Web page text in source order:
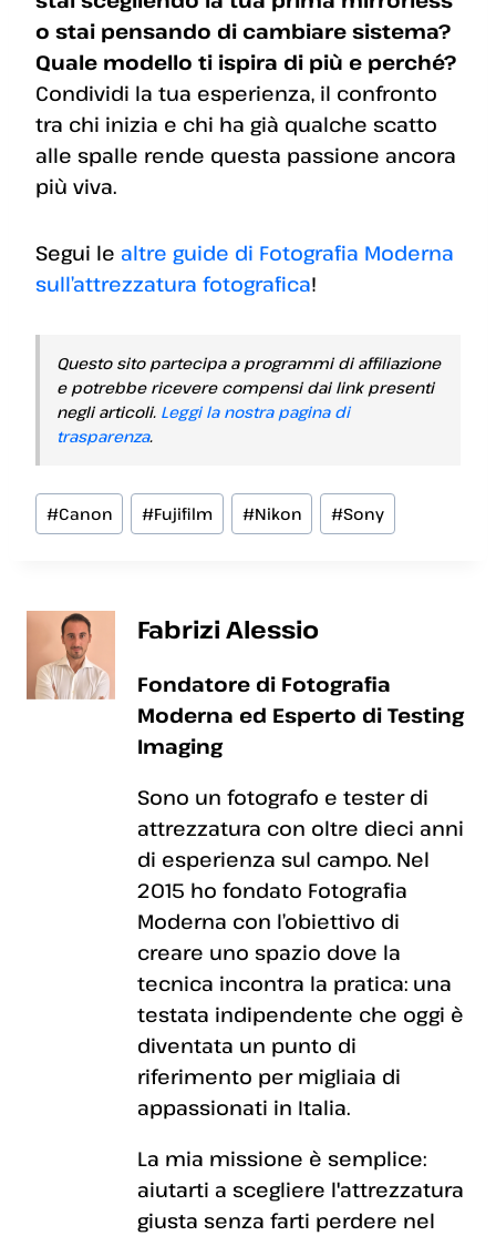
o stai pensando di cambiare sistema?
Quale modello ti ispira di più e perché?
Condividi la tua esperienza, il confronto
tra chi inizia e chi ha già qualche scatto
alle spalle rende questa passione ancora
più viva.
Segui le altre guide di Fotografia Moderna
sull’attrezzatura fotografica!
Questo sito partecipa a programmi di affiliazione
e potrebbe ricevere compensi dai link presenti
negli articoli. Leggi la nostra pagina di
trasparenza.
Tag
articolo:
#Canon #Fujifilm #Nikon #Sony
Fabrizi Alessio
Fondatore di Fotografia
Moderna ed Esperto di Testing
Imaging
Sono un fotografo e tester di
attrezzatura con oltre dieci anni
di esperienza sul campo. Nel
2015 ho fondato Fotografia
Moderna con l’obiettivo di
creare uno spazio dove la
tecnica incontra la pratica: una
testata indipendente che oggi è
diventata un punto di
riferimento per migliaia di
appassionati in Italia.
La mia missione è semplice:
aiutarti a scegliere l'attrezzatura
giusta senza farti perdere nel